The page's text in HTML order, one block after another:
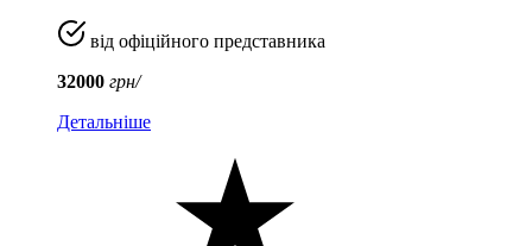
від офіційного представника
32000 грн/
Детальніше